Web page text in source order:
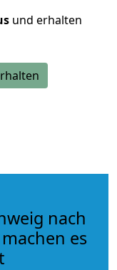
und erhalten
nach
es